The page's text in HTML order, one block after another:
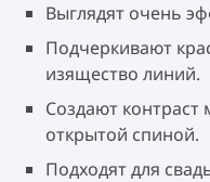
Выглядят очень
Подчеркивают
изящество линий.
Создают
открытой спиной.
Подходят для